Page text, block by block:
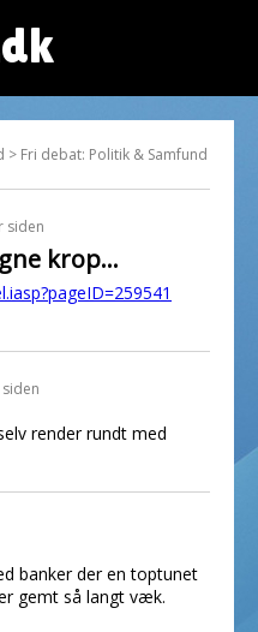
> Fri debat: Politik & Samfund
siden
krop...
render rundt med
banker der en toptunet
gemt så langt væk.